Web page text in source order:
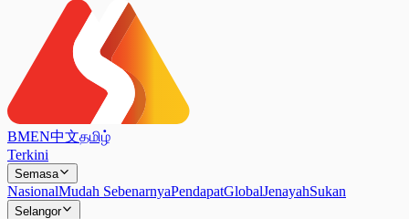
BMEN中文தமிழ்
Terkini
Semasa
NasionalMudah SebenarnyaPendapatGlobalJenayahSukan
Selangor